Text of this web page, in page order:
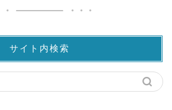
サイト内検索